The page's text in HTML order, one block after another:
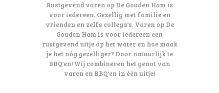
Rustgevend varen op De Gouden Ham is
voor iedereen. Gezellig met familie en
vrienden en zelfs collega's. Varen op De
Gouden Ham is voor iedereen een
rustgevend uitje op het water en hoe maak
je het nóg gezelliger? Door natuurlijk te
BBQ'en! Wij combineren het genot van
varen en BBQ'en in één uitje!